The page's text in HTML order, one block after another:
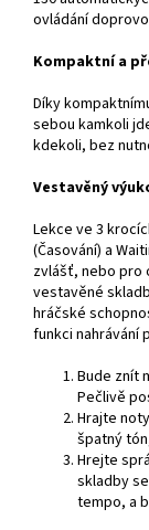
ovládání
Kompaktní a
Díky
sebou kamkoli
kdekoli, bez
Vestavěný
Lekce ve 3
(Časování) a
zvlášť, nebo pro
vestavěné
hráčské
funkci nahrávání
Bude znít
Pečlivě
Hrajte
špatný
Hrejte
skladby
tempo, a